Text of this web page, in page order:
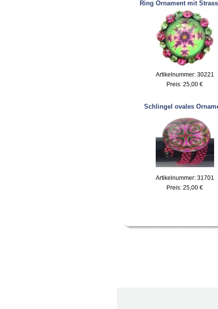
Ring Ornament mit
Artikelnummer: 30221
Preis: 25,00 €
Schlingel ovales
Artikelnummer: 31701
Preis: 25,00 €